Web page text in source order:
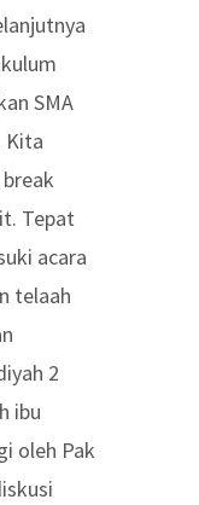
SMA
Kita
Tepat
acara
telaah
2
ibu
oleh Pak